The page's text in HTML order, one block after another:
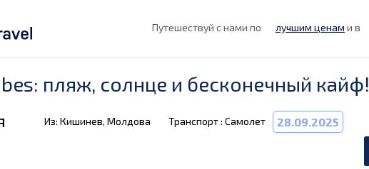
Путешествуй с нами по лучшим ценам и в
пляж, солнце и бесконечный кайф!
Из: Кишинев, Молдова Транспорт : Самолет 28.09.2025